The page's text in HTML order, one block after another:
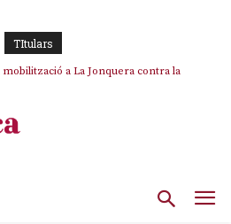
TItulars
a La Jonquera contra la
la “nefasta” prolongació de la C-32 i